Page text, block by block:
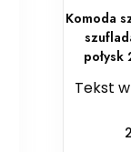
Komoda
Tekst